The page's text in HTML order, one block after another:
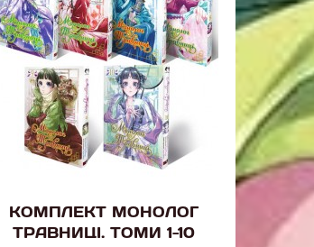
КОМПЛЕКТ МОНОЛОГ
ТРАВНИЦІ. ТОМИ 1-10